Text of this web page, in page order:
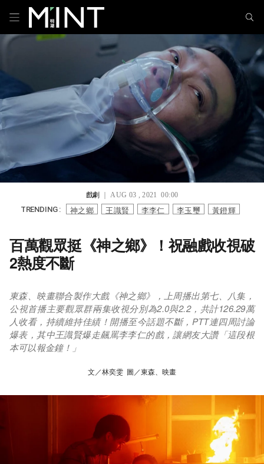
戲劇 ｜ AUG 03 , 2021 00:00
TRENDING : 神之鄉 王識賢 李李仁 李玉璽 黃鐙輝
百萬觀眾挺《神之鄉》！祝融戲收視破
2熱度不斷
東森、映畫聯合製作大戲《神之鄉》，上周播出第七、八集，
公視首播主要觀眾群兩集收視分別為2.0與2.2，共計126.29萬
人收看，持續維持佳績！開播至今話題不斷，PTT連四周討論
爆表，其中王識賢爆走飆罵李李仁的戲，讓網友大讚「這段根
本可以報金鐘！」
文／林奕雯 圖／東森、映畫